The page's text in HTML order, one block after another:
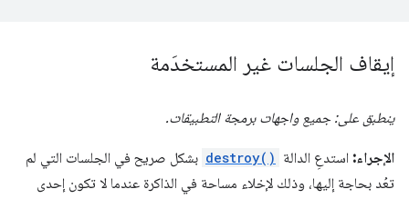
إيقاف الجلسات غير المستخدَمة
ينطبق على: جميع واجهات برمجة التطبيقات.
الإجراء: استدعِ الدالة destroy() بشكل صريح في الجلسات التي لم
تعُد بحاجة إليها، وذلك لإخلاء مساحة في الذاكرة عندما لا تكون إحدى